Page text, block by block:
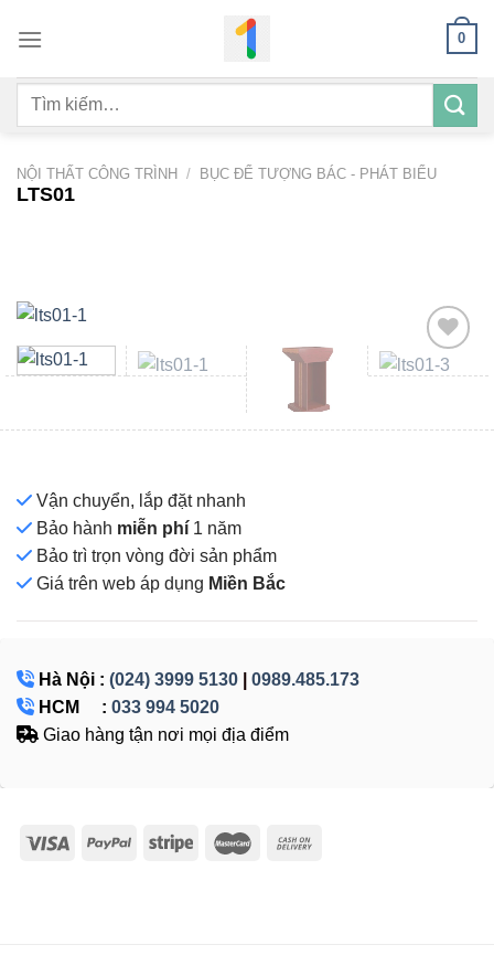
qua
dung
0
Tìm
NỘI THẤT CÔNG TRÌNH / BỤC ĐỂ TƯỢNG BÁC - PHÁT BIỂU
LTS01
wishlist
Vận chuyển, lắp đặt nhanh
Bảo hành miễn phí 1 năm
Bảo trì trọn vòng đời sản phẩm
Giá trên web áp dụng Miền Bắc
Hà Nội : (024) 3999 5130
0989.485.173
HCM : 033 994 5020
Giao hàng tận nơi mọi địa điểm